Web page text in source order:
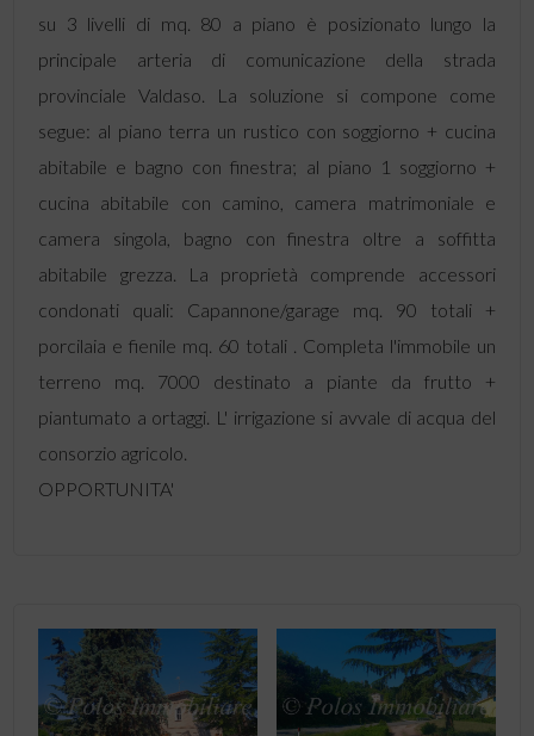
su 3 livelli di mq. 80 a piano è posizionato lungo la
principale arteria di comunicazione della strada
provinciale Valdaso. La soluzione si compone come
segue: al piano terra un rustico con soggiorno + cucina
abitabile e bagno con finestra; al piano 1 soggiorno +
cucina abitabile con camino, camera matrimoniale e
camera singola, bagno con finestra oltre a soffitta
abitabile grezza. La proprietà comprende accessori
condonati quali: Capannone/garage mq. 90 totali +
porcilaia e fienile mq. 60 totali . Completa l'immobile un
terreno mq. 7000 destinato a piante da frutto +
piantumato a ortaggi. L' irrigazione si avvale di acqua del
consorzio agricolo.
OPPORTUNITA'